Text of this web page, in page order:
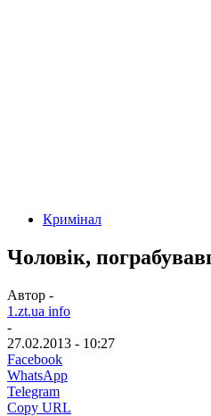
Кримінал
Чоловік,
Автор -
1.zt.ua info
-
27.02.2013 - 10:27
Facebook
WhatsApp
Telegram
Copy URL